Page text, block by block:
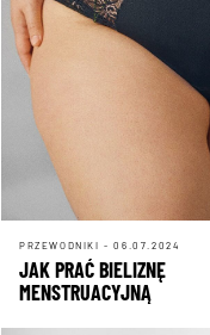
PRZEWODNIKI - 06.07.2024
JAK PRAĆ BIELIZNĘ
MENSTRUACYJNĄ